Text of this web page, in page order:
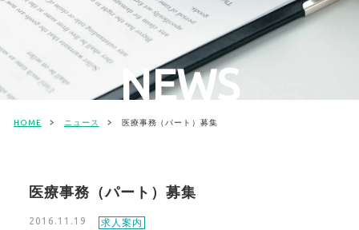
NEWS
HOME ニュース 医療事務（パート）募集
医療事務（パート）募集
2016.11.19 求人案内